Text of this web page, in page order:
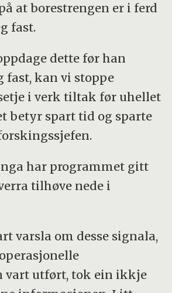
at borestrengen er i ferd
fast.
dette før han
fast, kan vi stoppe
i verk tiltak før uhellet
betyr spart tid og sparte
har programmet gitt
tilhøve nede i
varsla om desse signala,
vart utført, tok ein ikkje